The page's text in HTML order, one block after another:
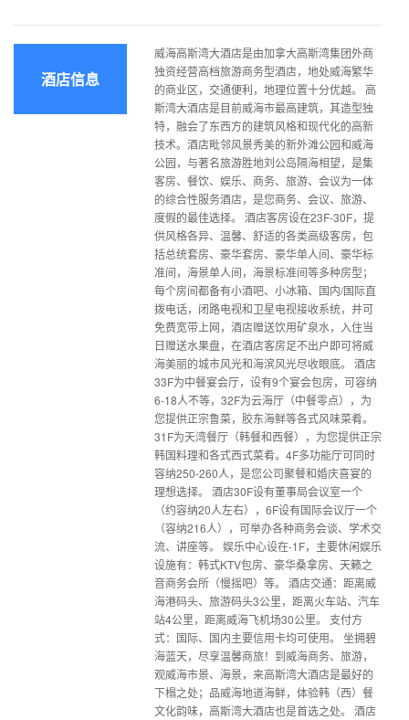
酒店信息
威海高斯湾大酒店是由加拿大高斯湾集团外商
独资经营高档旅游商务型酒店，地处威海繁华
的商业区，交通便利，地理位置十分优越。 高
斯湾大酒店是目前威海市最高建筑，其造型独
特，融会了东西方的建筑风格和现代化的高新
技术。酒店毗邻风景秀美的新外滩公园和威海
公园，与著名旅游胜地刘公岛隔海相望，是集
客房、餐饮、娱乐、商务、旅游、会议为一体
的综合性服务酒店，是您商务、会议、旅游、
度假的最佳选择。 酒店客房设在23F-30F，提
供风格各异、温馨、舒适的各类高级客房，包
括总统套房、豪华套房、豪华单人间、豪华标
准间，海景单人间，海景标准间等多种房型；
每个房间都备有小酒吧、小冰箱、国内/国际直
拨电话，闭路电视和卫星电视接收系统，并可
免费宽带上网，酒店赠送饮用矿泉水，入住当
日赠送水果盘，在酒店客房足不出户即可将威
海美丽的城市风光和海滨风光尽收眼底。 酒店
33F为中餐宴会厅，设有9个宴会包房，可容纳
6-18人不等，32F为云海厅（中餐零点），为
您提供正宗鲁菜，胶东海鲜等各式风味菜肴。
31F为天湾餐厅（韩餐和西餐），为您提供正宗
韩国料理和各式西式菜肴。4F多功能厅可同时
容纳250-260人，是您公司聚餐和婚庆喜宴的
理想选择。 酒店30F设有董事局会议室一个
（约容纳20人左右），6F设有国际会议厅一个
（容纳216人），可举办各种商务会谈、学术交
流、讲座等。 娱乐中心设在-1F，主要休闲娱乐
设施有：韩式KTV包房、豪华桑拿房、天籁之
音商务会所（慢摇吧）等。 酒店交通：距离威
海港码头、旅游码头3公里，距离火车站、汽车
站4公里，距离威海飞机场30公里。 支付方
式：国际、国内主要信用卡均可使用。 坐拥碧
海蓝天，尽享温馨商旅！到威海商务、旅游，
观威海市景、海景，来高斯湾大酒店是最好的
下榻之处；品威海地道海鲜，体验韩（西）餐
文化韵味，高斯湾大酒店也是首选之处。 酒店